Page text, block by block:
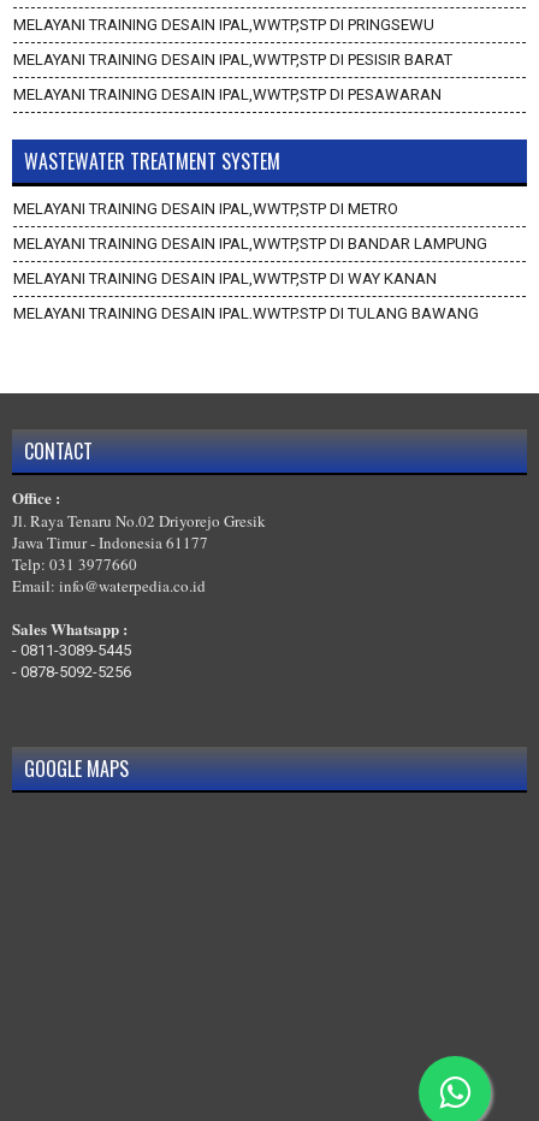
MELAYANI TRAINING DESAIN IPAL,WWTP,STP DI PRINGSEWU
MELAYANI TRAINING DESAIN IPAL,WWTP,STP DI PESISIR BARAT
MELAYANI TRAINING DESAIN IPAL,WWTP,STP DI PESAWARAN
WASTEWATER TREATMENT SYSTEM
MELAYANI TRAINING DESAIN IPAL,WWTP,STP DI METRO
MELAYANI TRAINING DESAIN IPAL,WWTP,STP DI BANDAR LAMPUNG
MELAYANI TRAINING DESAIN IPAL,WWTP,STP DI WAY KANAN
MELAYANI TRAINING DESAIN IPAL,WWTP,STP DI TULANG BAWANG
MELAYANI TRAINING DESAIN IPAL,WWTP,STP DI PESISIR BARAT
MELAYANI TRAINING DESAIN IPAL,WWTP,STP DI PESAWARAN
CONTACT
Office :
Jl. Raya Tenaru No.02 Driyorejo Gresik
Jawa Timur - Indonesia 61177
Telp: 031 3977660
Email: info@waterpedia.co.id
Sales Whatsapp :
- 0811-3089-5445
- 0878-5092-5256
GOOGLE MAPS